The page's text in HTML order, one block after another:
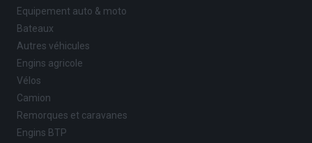
Equipement auto & moto
Bateaux
Autres véhicules
Engins agricole
Vélos
Camion
Remorques et caravanes
Engins BTP